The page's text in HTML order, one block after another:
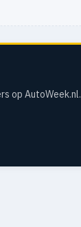
op AutoWeek.nl.